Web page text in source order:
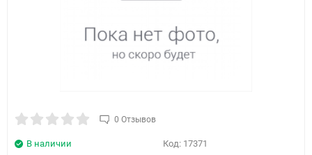
0 Отзывов
Код: 17371
В наличии